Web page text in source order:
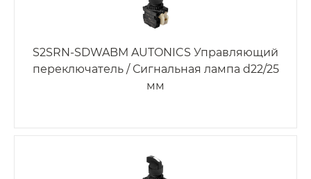
S2SRN-SDWABM AUTONICS Управляющий
переключатель / Сигнальная лампа d22/25
мм